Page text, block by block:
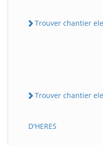
Trouver chantier
Trouver chantier
D'HERES